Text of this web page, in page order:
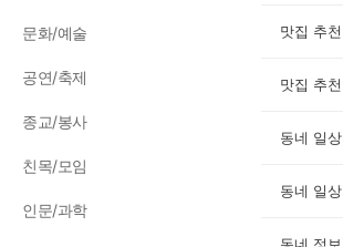
문화/예술
공연/축제
종교/봉사
친목/모임
인문/과학
맛집 추천
맛집 추천
동네 일상
동네 일상